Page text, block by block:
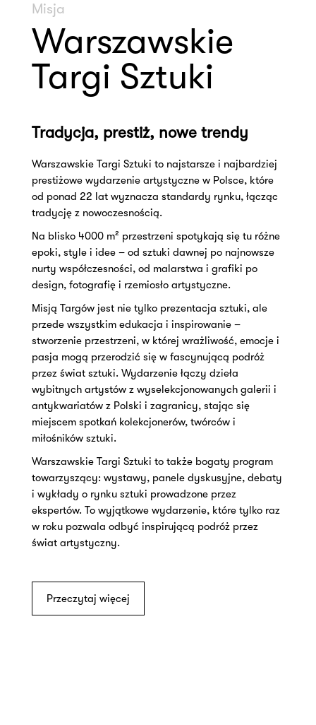
Misja
Warszawskie
Targi Sztuki
Tradycja, prestiż, nowe trendy
Warszawskie Targi Sztuki to najstarsze i najbardziej
prestiżowe wydarzenie artystyczne w Polsce, które
od ponad 22 lat wyznacza standardy rynku, łącząc
tradycję z nowoczesnością.
Na blisko 4000 m² przestrzeni spotykają się tu różne
epoki, style i idee – od sztuki dawnej po najnowsze
nurty współczesności, od malarstwa i grafiki po
design, fotografię i rzemiosło artystyczne.
Misją Targów jest nie tylko prezentacja sztuki, ale
przede wszystkim edukacja i inspirowanie –
stworzenie przestrzeni, w której wrażliwość, emocje i
pasja mogą przerodzić się w fascynującą podróż
przez świat sztuki. Wydarzenie łączy dzieła
wybitnych artystów z wyselekcjonowanych galerii i
antykwariatów z Polski i zagranicy, stając się
miejscem spotkań kolekcjonerów, twórców i
miłośników sztuki.
Warszawskie Targi Sztuki to także bogaty program
towarzyszący: wystawy, panele dyskusyjne, debaty
i wykłady o rynku sztuki prowadzone przez
ekspertów. To wyjątkowe wydarzenie, które tylko raz
w roku pozwala odbyć inspirującą podróż przez
świat artystyczny.
Przeczytaj więcej